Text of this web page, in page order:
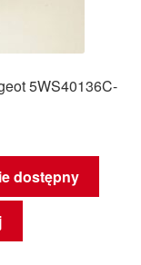
5WS40136C-
dostępny